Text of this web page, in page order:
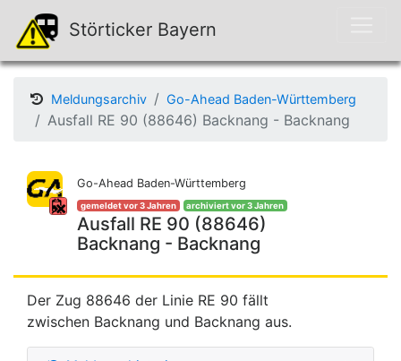
Störticker Bayern
Meldungsarchiv Go-Ahead Baden-Württemberg
Ausfall RE 90 (88646) Backnang - Backnang
Go-Ahead Baden-Württemberg
gemeldet vor 3 Jahren archiviert vor 3 Jahren
Ausfall RE 90 (88646)
Backnang - Backnang
Der Zug 88646 der Linie RE 90 fällt
zwischen Backnang und Backnang aus.